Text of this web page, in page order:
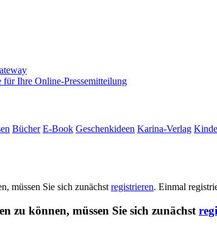
für Ihre Online-Pressemitteilung
Bücher E-Book Geschenkideen Karina-Verlag
müssen Sie sich zunächst registrieren. Einmal
zu können, müssen Sie sich zunächst